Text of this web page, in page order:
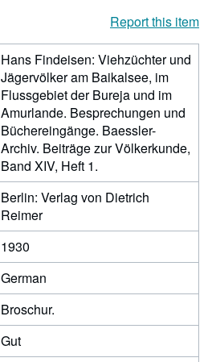
Report this item
Hans Findeisen: Viehzüchter und
Jägervölker am Baikalsee, im
Flussgebiet der Bureja und im
Amurlande. Besprechungen und
Büchereingänge. Baessler-
Archiv. Beiträge zur Völkerkunde,
Band XIV, Heft 1.
Berlin: Verlag von Dietrich
Reimer
1930
German
Broschur.
Gut